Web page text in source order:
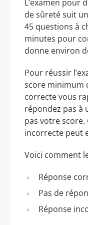
L’examen pour
de sûreté suit
45 questions à
minutes pour
donne environ
Pour réussir
score minimum
correcte vous
répondez pas à
pas votre
incorrecte peut
Voici comment
Réponse
Pas de
Réponse